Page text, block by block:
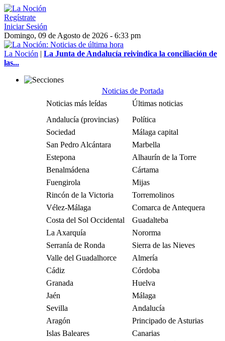
Regístrate
Iniciar Sesión
Domingo, 09 de Agosto de 2026 - 6:33 pm
La Noción | La Junta de Andalucía reivindica la conciliación de
las...
Noticias de Portada
Noticias más leídas
Últimas noticias
Andalucía (provincias)
Política
Sociedad
Málaga capital
San Pedro Alcántara
Marbella
Estepona
Alhaurín de la Torre
Benalmádena
Cártama
Fuengirola
Mijas
Rincón de la Victoria
Torremolinos
Vélez-Málaga
Comarca de Antequera
Costa del Sol Occidental
Guadalteba
La Axarquía
Nororma
Serranía de Ronda
Sierra de las Nieves
Valle del Guadalhorce
Almería
Cádiz
Córdoba
Granada
Huelva
Jaén
Málaga
Sevilla
Andalucía
Aragón
Principado de Asturias
Islas Baleares
Canarias